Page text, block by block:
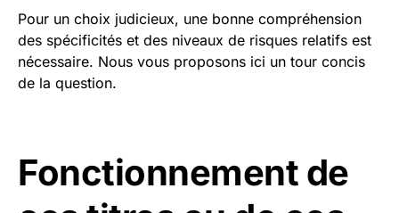
Pour un choix judicieux, une bonne compréhension
des spécificités et des niveaux de risques relatifs est
nécessaire. Nous vous proposons ici un tour concis
de la question.
Fonctionnement de